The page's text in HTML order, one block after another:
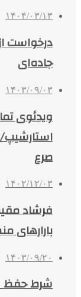
۱۴۰۴/۰۳/۱۳
درخواست
جاده‌ای
۱۴۰۳/۰۹/۰۳
ویدئوی
صرع
۱۴۰۲/۱۲/۰۳
فرشاد
بارارهای
۱۴۰۳/۰۹/۲۰
شرط حفظ